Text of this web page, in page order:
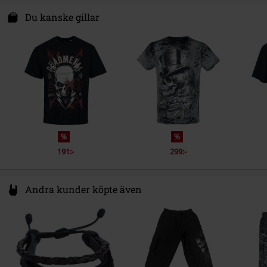
Avda Paisos Catalanes 168
17457 Riudellots de la Selva- GIRONA
https://www.outer-vision.com/es/
Du kanske gillar
%
191:-
%
299:-
Andra kunder köpte även